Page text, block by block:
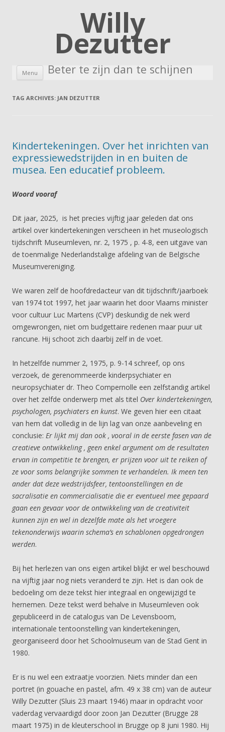
Willy
Dezutter
Beter te zijn dan te schijnen
Menu Skip to content
TAG ARCHIVES: JAN DEZUTTER
Kindertekeningen. Over het inrichten van
expressiewedstrijden in en buiten de
musea. Een educatief probleem.
Woord vooraf
Dit jaar, 2025, is het precies vijftig jaar geleden dat ons
artikel over kindertekeningen verscheen in het museologisch
tijdschrift Museumleven, nr. 2, 1975 , p. 4-8, een uitgave van
de toenmalige Nederlandstalige afdeling van de Belgische
Museumvereniging.
We waren zelf de hoofdredacteur van dit tijdschrift/jaarboek
van 1974 tot 1997, het jaar waarin het door Vlaams minister
voor cultuur Luc Martens (CVP) deskundig de nek werd
omgewrongen, niet om budgettaire redenen maar puur uit
rancune. Hij schoot zich daarbij zelf in de voet.
In hetzelfde nummer 2, 1975, p. 9-14 schreef, op ons
verzoek, de gerenommeerde kinderpsychiater en
neuropsychiater dr. Theo Compernolle een zelfstandig artikel
over het zelfde onderwerp met als titel Over kindertekeningen,
psychologen, psychiaters en kunst. We geven hier een citaat
van hem dat volledig in de lijn lag van onze aanbeveling en
conclusie: Er lijkt mij dan ook , vooral in de eerste fasen van de
creatieve ontwikkeling , geen enkel argument om de resultaten
ervan in competitie te brengen, er prijzen voor uit te reiken of
ze voor soms belangrijke sommen te verhandelen. Ik meen ten
ander dat deze wedstrijdsfeer, tentoonstellingen en de
sacralisatie en commercialisatie die er eventueel mee gepaard
gaan een gevaar voor de ontwikkeling van de creativiteit
kunnen zijn en wel in dezelfde mate als het vroegere
tekenonderwijs waarin schema’s en schablonen opgedrongen
werden.
Bij het herlezen van ons eigen artikel blijkt er wel beschouwd
na vijftig jaar nog niets veranderd te zijn. Het is dan ook de
bedoeling om deze tekst hier integraal en ongewijzigd te
hernemen. Deze tekst werd behalve in Museumleven ook
gepubliceerd in de catalogus van De Levensboom,
internationale tentoonstelling van kindertekeningen,
georganiseerd door het Schoolmuseum van de Stad Gent in
1980.
Er is nu wel een extraatje voorzien. Niets minder dan een
portret (in gouache en pastel, afm. 49 x 38 cm) van de auteur
Willy Dezutter (Sluis 23 maart 1946) maar in opdracht voor
vaderdag vervaardigd door zoon Jan Dezutter (Brugge 28
maart 1975) in de kleuterschool in Brugge op 8 juni 1980. Hij